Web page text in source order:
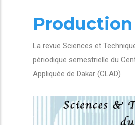
Production
La revue Sciences et
périodique semestrielle du
Appliquée de Dakar (CLAD)